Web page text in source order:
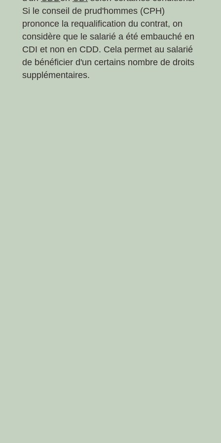
Si le conseil de prud'hommes (CPH)
prononce la requalification du contrat, on
considère que le salarié a été embauché en
CDI et non en CDD. Cela permet au salarié
de bénéficier d'un certains nombre de droits
supplémentaires.